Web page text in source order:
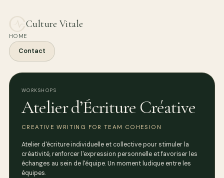
Culture Vitale
HOME
Contact
WORKSHOPS
Atelier d’Écriture Créative
CREATIVE WRITING FOR TEAM COHESION
Atelier d'écriture individuelle et collective pour stimuler la
créativité, renforcer l'expression personnelle et favoriser les
échanges au sein de l'équipe. Un moment ludique entre les
équipes.